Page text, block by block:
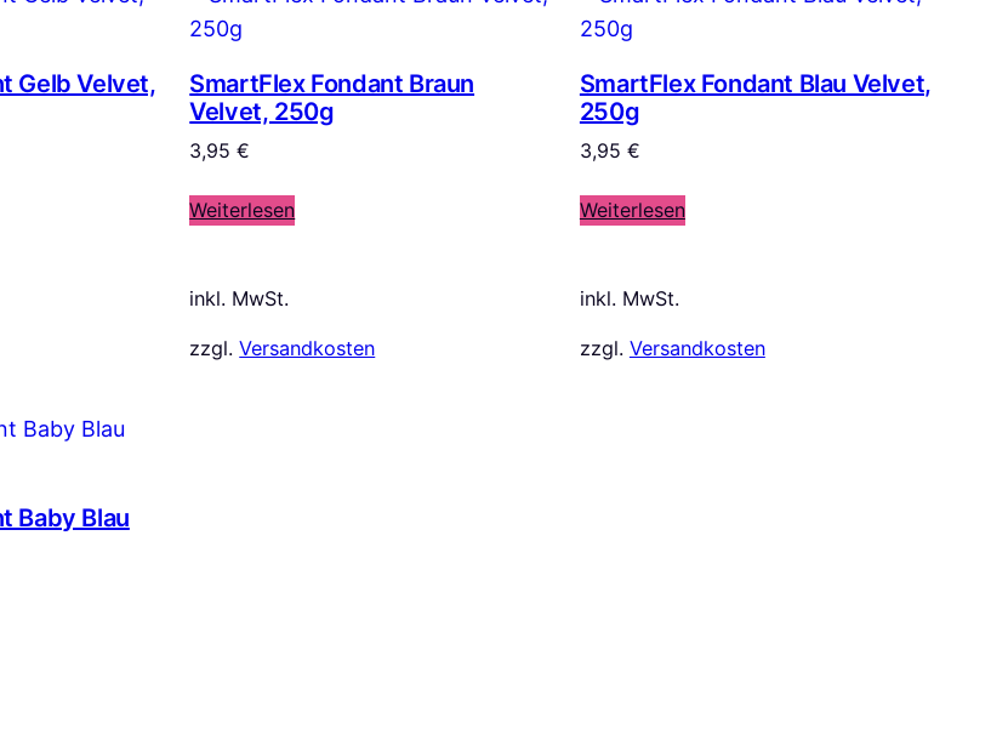
Gelb Velvet,
SmartFlex Fondant Braun
Velvet, 250g
3,95€
Weiterlesen
inkl. MwSt.
zzgl.Versandkosten
SmartFlex Fondant Blau Velvet,
250g
3,95 €
Weiterlesen
inkl. MwSt.
zzgl. Versandkosten
Baby Blau